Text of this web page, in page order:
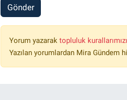
Gönder
Yorum yazarak topluluk kurallarımızı
Yazılan yorumlardan Mira Gündem